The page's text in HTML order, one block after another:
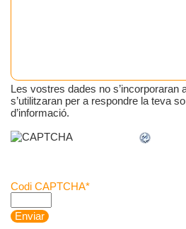
Les vostres dades no s’incorporaran
s’utilitzaran per a respondre la teva
d’informació.
Codi CAPTCHA*